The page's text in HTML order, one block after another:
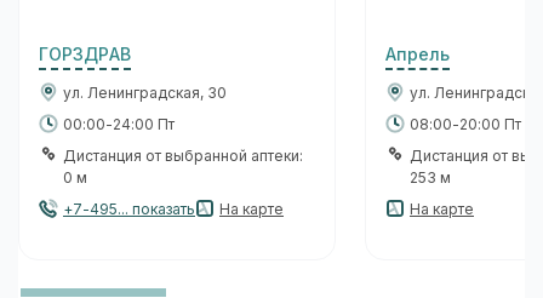
ГОРЗДРАВ
ул. Ленинградская, 30
00:00-24:00 Пт
Дистанция от выбранной аптеки:
0 м
+7-495... показать
На карте
Апрель
ул.
08:00-20:00 Пт
Дистанция от
253 м
На карте